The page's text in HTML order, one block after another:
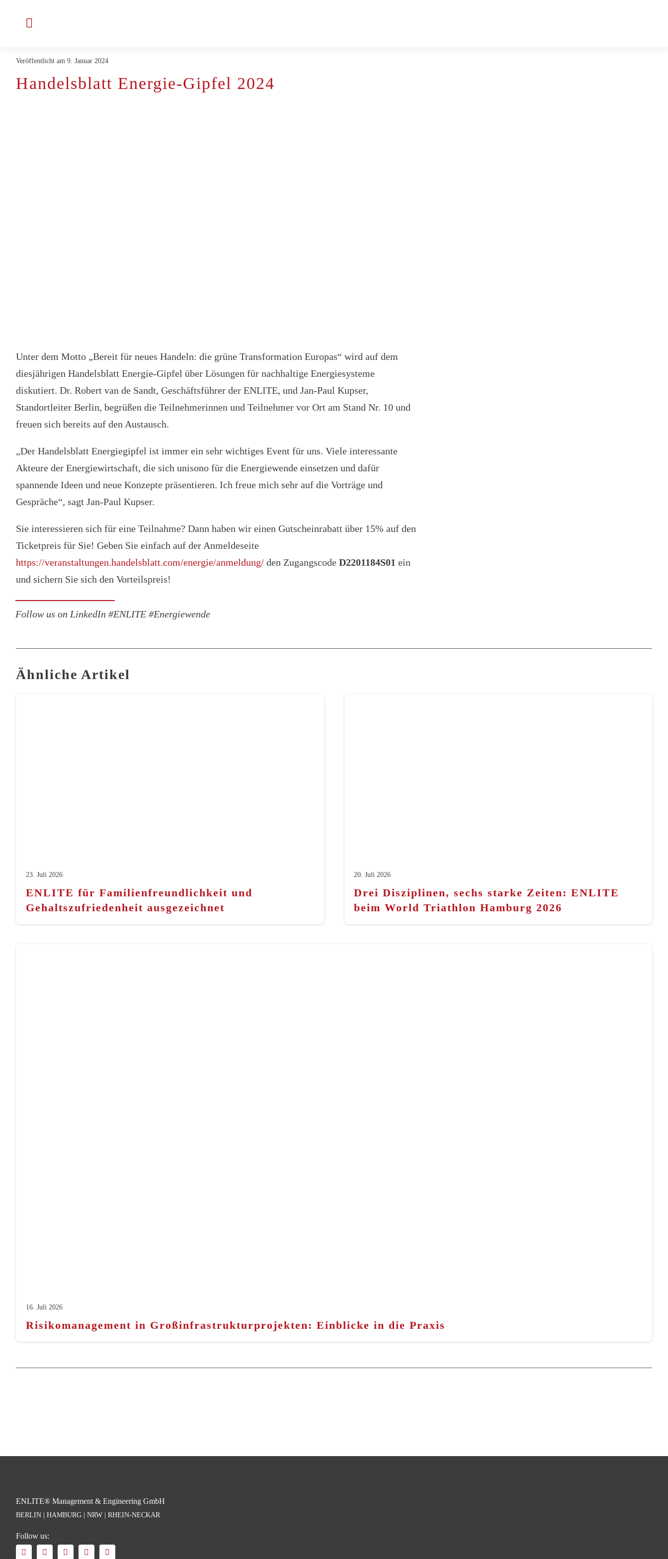
Toggle
Unternehmen
Veröffentlicht am 9. Januar 2024
Handelsblatt Energie-Gipfel 2024
Unter dem Motto „Bereit für neues Handeln: die grüne Transformation Europas“ wird auf dem
diesjährigen Handelsblatt Energie-Gipfel über Lösungen für nachhaltige Energiesysteme
diskutiert. Dr. Robert van de Sandt, Geschäftsführer der ENLITE, und Jan-Paul Kupser,
Standortleiter Berlin, begrüßen die Teilnehmerinnen und Teilnehmer vor Ort am Stand Nr. 10 und
freuen sich bereits auf den Austausch.
„Der Handelsblatt Energiegipfel ist immer ein sehr wichtiges Event für uns. Viele interessante
Akteure der Energiewirtschaft, die sich unisono für die Energiewende einsetzen und dafür
spannende Ideen und neue Konzepte präsentieren. Ich freue mich sehr auf die Vorträge und
Gespräche“, sagt Jan-Paul Kupser.
Sie interessieren sich für eine Teilnahme? Dann haben wir einen Gutscheinrabatt über 15% auf den
Ticketpreis für Sie! Geben Sie einfach auf der Anmeldeseite
https://veranstaltungen.handelsblatt.com/energie/anmeldung/den Zugangscode D2201184S01 ein
und sichern Sie sich den Vorteilspreis!
Follow us on LinkedIn #ENLITE #Energiewende
Ähnliche Artikel
23. Juli 2026
ENLITE für Familienfreundlichkeit und
Gehaltszufriedenheit ausgezeichnet
20. Juli 2026
Drei Disziplinen, sechs starke Zeiten: ENLITE
beim World Triathlon Hamburg 2026
16. Juli 2026
Risikomanagement in Großinfrastrukturprojekten: Einblicke in die Praxis
ENLITE® Management & Engineering GmbH
BERLIN | HAMBURG | NRW | RHEIN-NECKAR
Follow us: